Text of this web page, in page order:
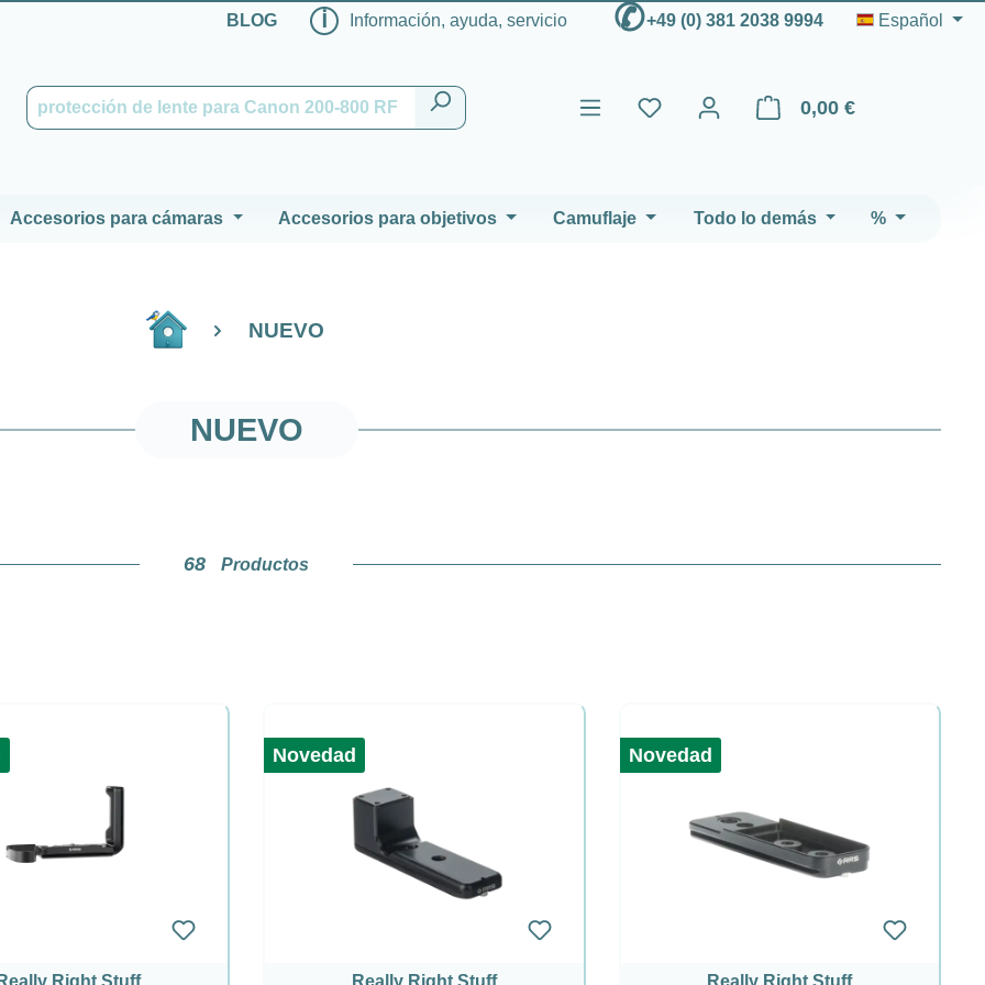
BLOG ℹ Información, ayuda, servicio ✆+49 (0) 381 2038 9994 Español
0,00 €
El carrito de compras
Accesorios para cámaras Accesorios para objetivos Camuflaje Todo lo demás %
NUEVO
NUEVO
68 Productos
Really Right Stuff
Novedad
Really Right Stuff
Novedad
Really Right Stuff